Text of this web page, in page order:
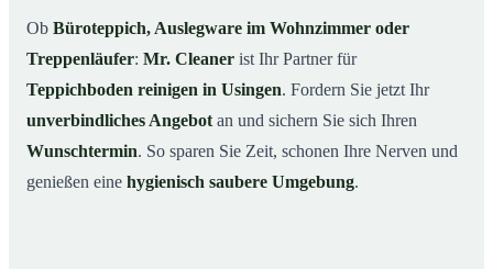
Ob Büroteppich, Auslegware im Wohnzimmer oder
Treppenläufer: Mr. Cleaner ist Ihr Partner für
Teppichboden reinigen in Usingen. Fordern Sie jetzt Ihr
unverbindliches Angebot an und sichern Sie sich Ihren
Wunschtermin. So sparen Sie Zeit, schonen Ihre Nerven und
genießen eine hygienisch saubere Umgebung.